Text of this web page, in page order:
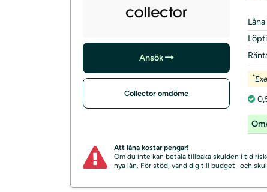
Ansök
Collector omdöme
*
Att låna kostar pengar!
Om du inte kan betala tillbaka skulden i tid
nya lån. För stöd, vänd dig till budget- och